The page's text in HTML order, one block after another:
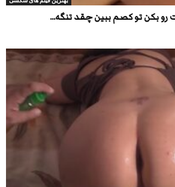
بکن تو کصم ببین چقد تنگه...